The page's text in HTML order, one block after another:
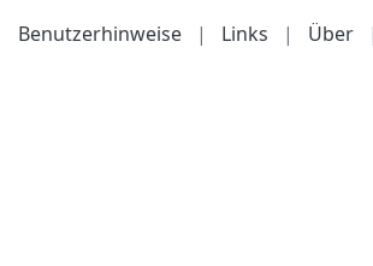
Benutzerhinweise
| Links | Über |